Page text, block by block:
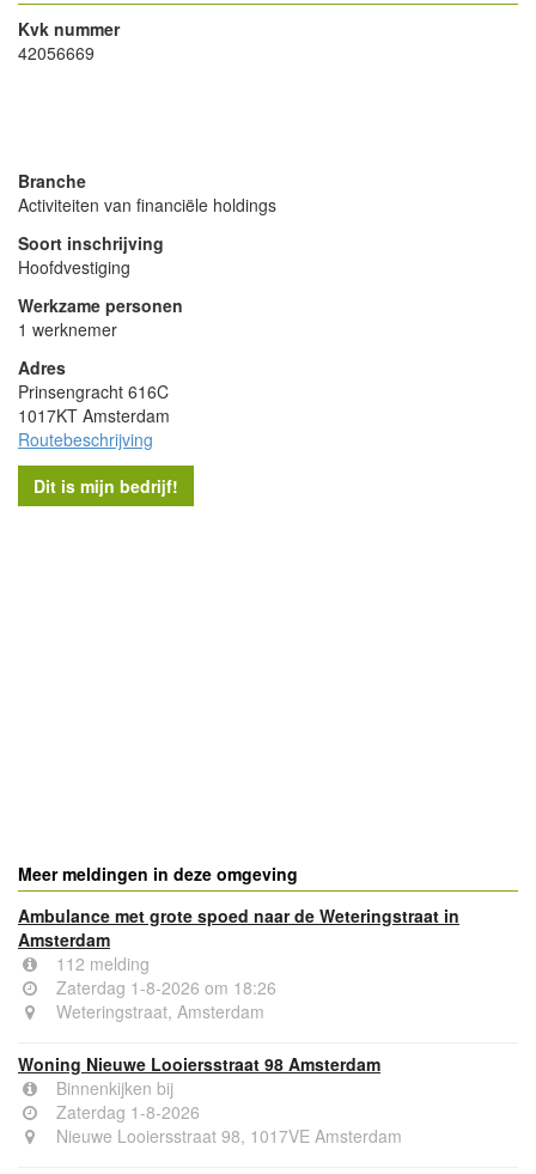
Kvk nummer
42056669
Branche
Activiteiten van financiële holdings
Soort inschrijving
Hoofdvestiging
Werkzame personen
1 werknemer
Adres
Prinsengracht 616C
1017KT Amsterdam
Routebeschrijving
Meer meldingen in deze omgeving
Ambulance met grote spoed naar de Weteringstraat in
Amsterdam
112 melding
Zaterdag 1-8-2026 om 18:26
Weteringstraat, Amsterdam
Woning Nieuwe Looiersstraat 98 Amsterdam
Binnenkijken bij
Zaterdag 1-8-2026
Nieuwe Looiersstraat 98, 1017VE Amsterdam